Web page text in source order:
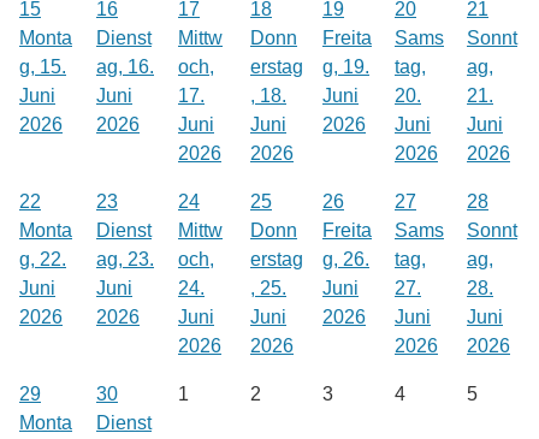
15
Monta
g, 15.
Juni
2026
16
Dienst
ag, 16.
Juni
2026
17
Mittw
och,
17.
Juni
2026
18
Donn
erstag
, 18.
Juni
2026
19
Freita
g, 19.
Juni
2026
20
Sams
tag,
20.
Juni
2026
21
Sonnt
ag,
21.
Juni
2026
22
Monta
g, 22.
Juni
2026
23
Dienst
ag, 23.
Juni
2026
24
Mittw
och,
24.
Juni
2026
25
Donn
erstag
, 25.
Juni
2026
26
Freita
g, 26.
Juni
2026
27
Sams
tag,
27.
Juni
2026
28
Sonnt
ag,
28.
Juni
2026
29
Monta
30
Dienst
1 2 3 4 5